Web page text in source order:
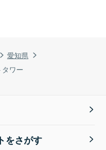
愛知県
ワー
をさがす